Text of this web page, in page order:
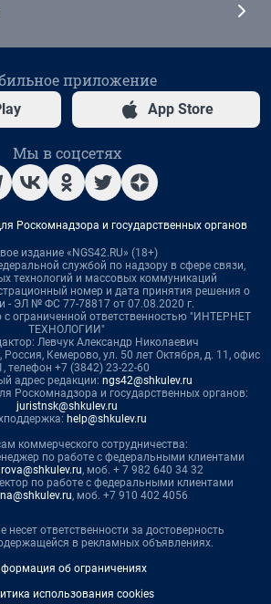
приложение
App Store
Мы в соцсетях
Роскомнадзора и государственных органов
издание «NGS42.RU» (18+)
службой по надзору в сфере связи,
технологий и массовых коммуникаций
номер и дата принятия решения о
- ЭЛ № ФС 77-78817 от 07.08.2020 г.
с ограниченной ответственностью "ИНТЕРНЕТ
ТЕХНОЛОГИИ"
Левчук Александр Николаевич
Кемерово, ул. 50 лет Октября, д. 11, офис
телефон +7 (3842) 23-22-60
адрес редакции: ngs42@shkulev.ru
Роскомнадзора и государственных органов:
juristnsk@shkulev.ru
help@shkulev.ru
коммерческого сотрудничества:
по работе с федеральными клиентами
, моб. + 7 982 640 34 32
по работе с федеральными клиентами
, моб. +7 910 402 4056
несет ответственности за достоверность
в рекламных объявлениях.
об ограничениях
использования cookies